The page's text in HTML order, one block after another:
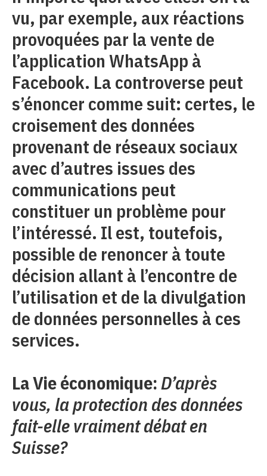
vu, par exemple, aux réactions
provoquées par la vente de
l’application WhatsApp à
Facebook. La controverse peut
s’énoncer comme suit: certes, le
croisement des données
provenant de réseaux sociaux
avec d’autres issues des
communications peut
constituer un problème pour
l’intéressé. Il est, toutefois,
possible de renoncer à toute
décision allant à l’encontre de
l’utilisation et de la divulgation
de données personnelles à ces
services.
La Vie économique:D’après
vous, la protection des données
fait-elle vraiment débat en
Suisse?